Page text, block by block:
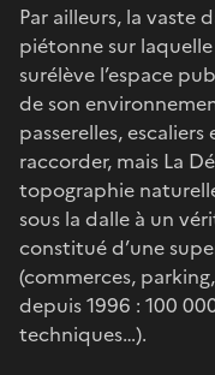
Par ailleurs, la vaste
piétonne sur
surélève l’espace
de son
passerelles,
raccorder, mais La
topographie
sous la dalle à un
constitué d’une
(commerces,
depuis 1996 : 100
techniques…).